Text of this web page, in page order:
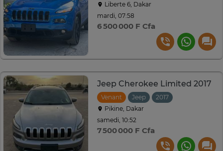
Liberte 6, Dakar
mardi, 07:58
6 500 000 F Cfa
Jeep Cherokee Limited 2017
Venant Jeep 2017
Pikine, Dakar
samedi, 10:52
7 500 000 F Cfa